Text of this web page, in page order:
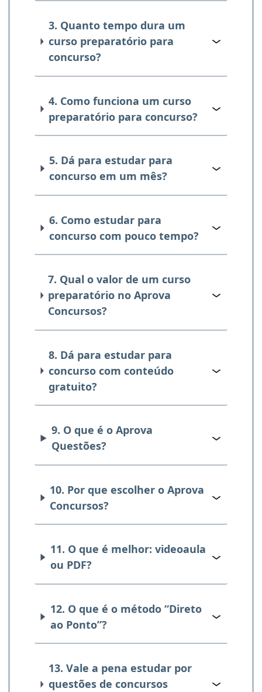
3. Quanto tempo dura um
curso preparatório para
concurso?
4. Como funciona um curso
preparatório para concurso?
5. Dá para estudar para
concurso em um mês?
6. Como estudar para
concurso com pouco tempo?
7. Qual o valor de um curso
preparatório no Aprova
Concursos?
8. Dá para estudar para
concurso com conteúdo
gratuito?
9. O que é o Aprova
Questões?
10. Por que escolher o Aprova
Concursos?
11. O que é melhor: videoaula
ou PDF?
12. O que é o método “Direto
ao Ponto”?
13. Vale a pena estudar por
questões de concursos